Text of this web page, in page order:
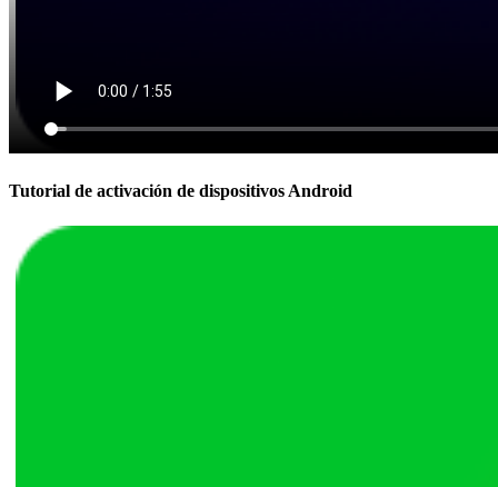
Tutorial de activación de dispositivos Android